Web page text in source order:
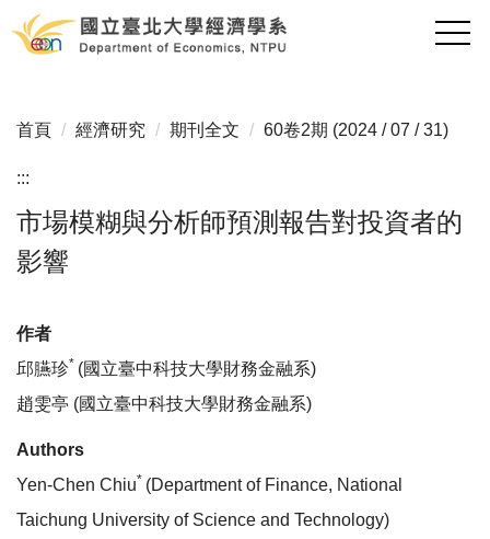
跳
到
內
區
首頁 經濟研究 期刊全文 60卷2期 (2024 / 07 / 31)
:::
市場模糊與分析師預測報告對投資者的
影響
作者
邱臙珍* (國立臺中科技大學財務金融系)
趙雯亭 (國立臺中科技大學財務金融系)
Authors
Yen-Chen Chiu* (Department of Finance, National
Taichung University of Science and Technology)